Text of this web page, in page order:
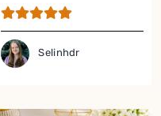
Selinhdr